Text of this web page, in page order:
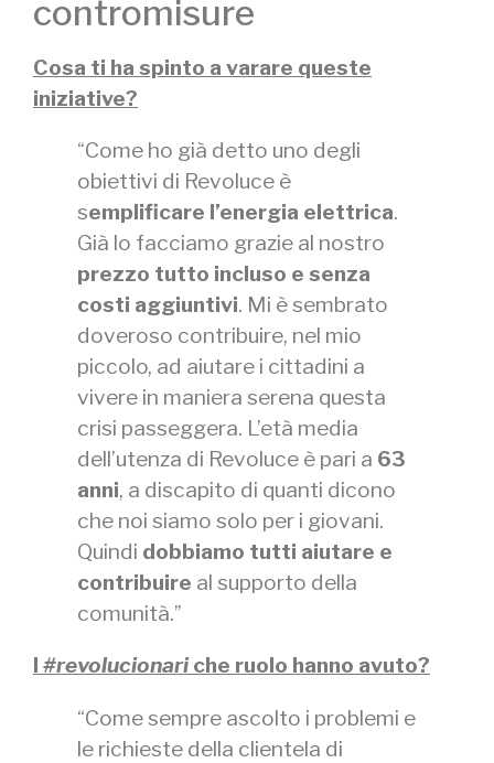
contromisure
Cosa ti ha spinto a varare queste
iniziative?
“Come ho già detto uno degli
obiettivi di Revoluce è
semplificare l’energia elettrica.
Già lo facciamo grazie al nostro
prezzo tutto incluso e senza
costi aggiuntivi. Mi è sembrato
doveroso contribuire, nel mio
piccolo, ad aiutare i cittadini a
vivere in maniera serena questa
crisi passeggera. L’età media
dell’utenza di Revoluce è pari a 63
anni, a discapito di quanti dicono
che noi siamo solo per i giovani.
Quindi dobbiamo tutti aiutare e
contribuire al supporto della
comunità.”
I #revolucionariche ruolo hanno avuto?
“Come sempre ascolto i problemi e
le richieste della clientela di